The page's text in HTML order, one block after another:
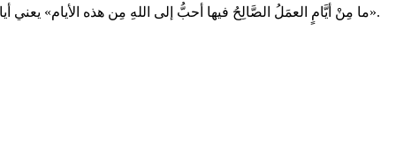
«ما مِنْ أيَّامٍ العمَلُ الصَّالِحُ فيها أحبُّ إلى اللهِ مِن هذه الأيام» يعني أيامَ العشر، قالوا: يا رسُولَ الله، ولا الجهادُ في سبيلِ الله؟ قال: «ولا الجهادُ في سبيلِ الله، إلا رجلٌ خَرَجَ بنفسِه ومالِه فلم يَرْجِعْ من ذلك بشيءٍ».